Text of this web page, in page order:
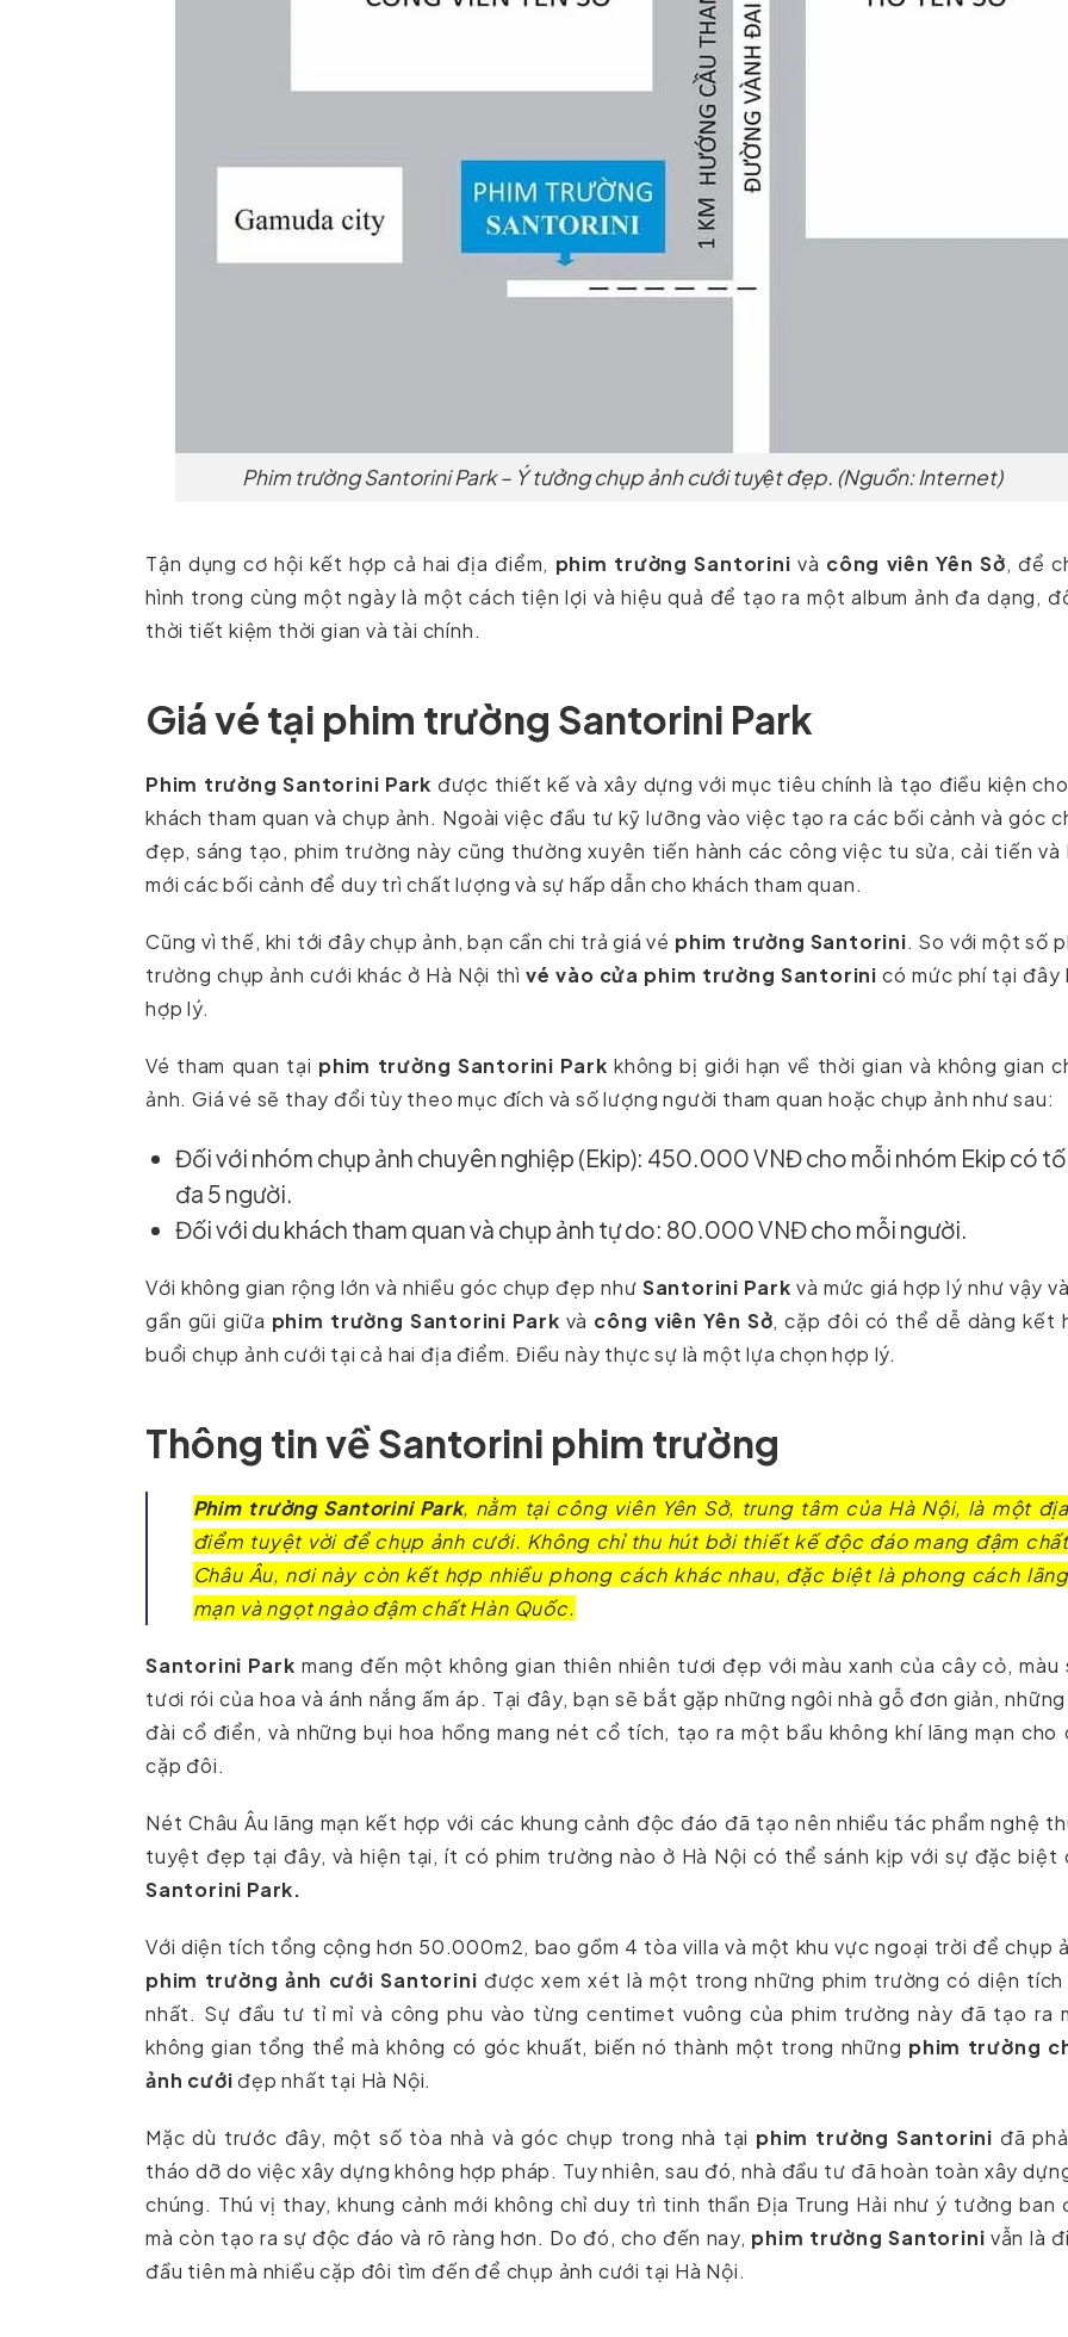
Phim trường Santorini Park – Ý tưởng chụp ảnh cưới tuyệt đẹp. (Nguồn: Internet)
Tận dụng cơ hội kết hợp cả hai địa điểm, phim trường Santorini và công viên Yên Sở, để
hình trong cùng một ngày là một cách tiện lợi và hiệu quả để tạo ra một album ảnh đa dạng,
thời tiết kiệm thời gian và tài chính.
Giá vé tại phim trường Santorini Park
Phim trường Santorini Park được thiết kế và xây dựng với mục tiêu chính là tạo điều kiện
khách tham quan và chụp ảnh. Ngoài việc đầu tư kỹ lưỡng vào việc tạo ra các bối cảnh và góc
đẹp, sáng tạo, phim trường này cũng thường xuyên tiến hành các công việc tu sửa, cải tiến và
mới các bối cảnh để duy trì chất lượng và sự hấp dẫn cho khách tham quan.
Cũng vì thế, khi tới đây chụp ảnh, bạn cần chi trả giá vé phim trường Santorini. So với một số
trường chụp ảnh cưới khác ở Hà Nội thìvé vào cửa phim trường Santorinicó mức phí tại đây
hợp lý.
Vé tham quan tại phim trường Santorini Park không bị giới hạn về thời gian và không gian
ảnh. Giá vé sẽ thay đổi tùy theo mục đích và số lượng người tham quan hoặc chụp ảnh như sau:
Đối với nhóm chụp ảnh chuyên nghiệp (Ekip): 450.000 VNĐ cho mỗi nhóm Ekip có
đa 5 người.
Đối với du khách tham quan và chụp ảnh tự do: 80.000 VNĐ cho mỗi người.
Với không gian rộng lớn và nhiều góc chụp đẹp như Santorini Park và mức giá hợp lý như vậy
gần gũi giữa phim trường Santorini Park và công viên Yên Sở, cặp đôi có thể dễ dàng kết
buổi chụp ảnh cưới tại cả hai địa điểm. Điều này thực sự là một lựa chọn hợp lý.
Thông tin về Santorini phim trường
Phim trường Santorini Park, nằm tại công viên Yên Sở, trung tâm của Hà Nội, là một địa
điểm tuyệt vời để chụp ảnh cưới. Không chỉ thu hút bởi thiết kế độc đáo mang đậm chất
Châu Âu, nơi này còn kết hợp nhiều phong cách khác nhau, đặc biệt là phong cách lãng
mạn và ngọt ngào đậm chất Hàn Quốc.
Santorini Park mang đến một không gian thiên nhiên tươi đẹp với màu xanh của cây cỏ, màu
tươi rói của hoa và ánh nắng ấm áp. Tại đây, bạn sẽ bắt gặp những ngôi nhà gỗ đơn giản, những
đài cổ điển, và những bụi hoa hồng mang nét cổ tích, tạo ra một bầu không khí lãng mạn cho
cặp đôi.
Nét Châu Âu lãng mạn kết hợp với các khung cảnh độc đáo đã tạo nên nhiều tác phẩm nghệ
tuyệt đẹp tại đây, và hiện tại, ít có phim trường nào ở Hà Nội có thể sánh kịp với sự đặc biệt
Santorini Park.
Với diện tích tổng cộng hơn 50.000m2, bao gồm 4 tòa villa và một khu vực ngoại trời để chụp
phim trường ảnh cưới Santorini được xem xét là một trong những phim trường có diện tích
nhất. Sự đầu tư tỉ mỉ và công phu vào từng centimet vuông của phim trường này đã tạo ra
không gian tổng thể mà không có góc khuất, biến nó thành một trong những phim trường
ảnh cưới đẹp nhất tại Hà Nội.
Mặc dù trước đây, một số tòa nhà và góc chụp trong nhà tại phim trường Santorini đã
tháo dỡ do việc xây dựng không hợp pháp. Tuy nhiên, sau đó, nhà đầu tư đã hoàn toàn xây
chúng. Thú vị thay, khung cảnh mới không chỉ duy trì tinh thần Địa Trung Hải như ý tưởng ban
mà còn tạo ra sự độc đáo và rõ ràng hơn. Do đó, cho đến nay, phim trường Santorini vẫn là
đầu tiên mà nhiều cặp đôi tìm đến để chụp ảnh cưới tại Hà Nội.